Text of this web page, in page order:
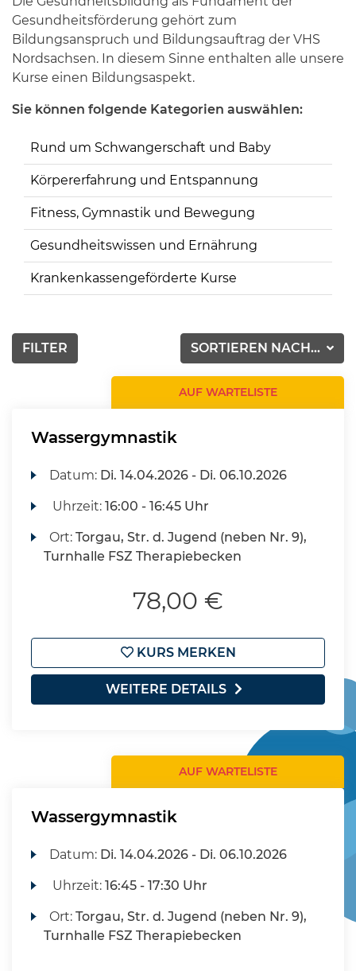
Gesundheitsförderung gehört zum
Bildungsanspruch und Bildungsauftrag der VHS
Nordsachsen. In diesem Sinne enthalten alle unsere
Kurse einen Bildungsaspekt.
Sie können folgende Kategorien auswählen:
Rund um Schwangerschaft und Baby
Körpererfahrung und Entspannung
Fitness, Gymnastik und Bewegung
Gesundheitswissen und Ernährung
Krankenkassengeförderte Kurse
SORTIEREN NACH...
FILTER
AUF WARTELISTE
Wassergymnastik
Datum: Di. 14.04.2026 - Di. 06.10.2026
Uhrzeit:16:00 - 16:45 Uhr
Ort:Torgau, Str. d. Jugend (neben Nr. 9),
Turnhalle FSZ Therapiebecken
78,00 €
KURS MERKEN
WEITERE DETAILS
AUF WARTELISTE
Wassergymnastik
Datum: Di. 14.04.2026 - Di. 06.10.2026
Uhrzeit:16:45 - 17:30 Uhr
Ort:Torgau, Str. d. Jugend (neben Nr. 9),
Turnhalle FSZ Therapiebecken